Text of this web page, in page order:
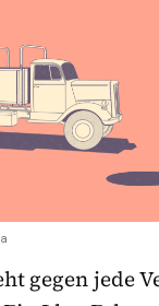
gegen jede